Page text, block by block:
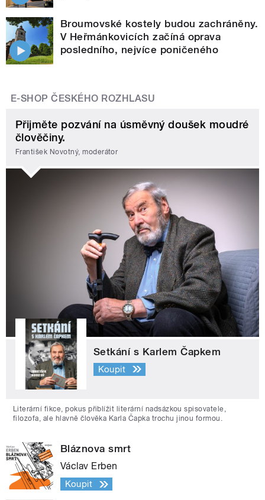
Broumovské kostely budou zachráněny.
V Heřmánkovicích začíná oprava
posledního, nejvíce poničeného
E-SHOP ČESKÉHO ROZHLASU
Přijměte pozvání na úsměvný doušek moudré
člověčiny.
František Novotný, moderátor
Setkání s Karlem Čapkem
Koupit
Literární fikce, pokus přiblížit literární nadsázkou spisovatele,
filozofa, ale hlavně člověka Karla Čapka trochu jinou formou.
Bláznova smrt
Václav Erben
Koupit